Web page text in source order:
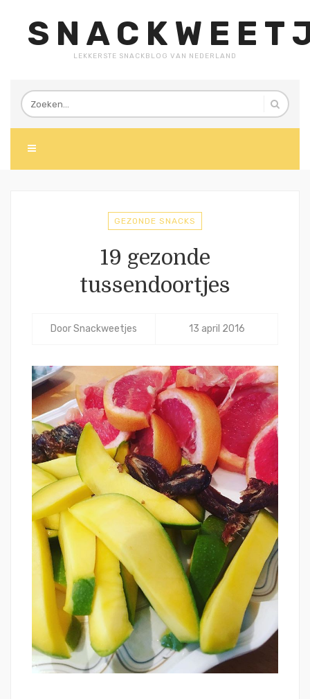
LEKKERSTE SNACKBLOG VAN NEDERLAND
GEZONDE SNACKS
19 gezonde
tussendoortjes
DoorSnackweetjes 13 april 2016